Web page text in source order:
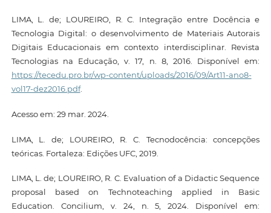
LIMA, L. de; LOUREIRO, R. C. Integração entre Docência e
Tecnologia Digital: o desenvolvimento de Materiais Autorais
Digitais Educacionais em contexto interdisciplinar. Revista
Tecnologias na Educação, v. 17, n. 8, 2016. Disponível em:
https://tecedu.pro.br/wp-content/uploads/2016/09/Art11-ano8-
vol17-dez2016.pdf.
Acesso em: 29 mar. 2024.
LIMA, L. de; LOUREIRO, R. C. Tecnodocência: concepções
teóricas. Fortaleza: Edições UFC, 2019.
LIMA, L. de; LOUREIRO, R. C. Evaluation of a Didactic Sequence
proposal based on Technoteaching applied in Basic
Education. Concilium, v. 24, n. 5, 2024. Disponível em: